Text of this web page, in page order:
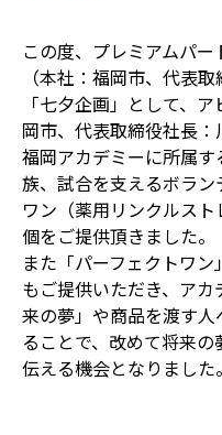
この度、プレミアムパ
（本社：福岡市、代表
「七夕企画」として、
岡市、代表取締役社長
福岡アカデミーに所属
族、試合を支えるボラ
ワン（薬用リンクルス
個をご提供頂きました。
また「パーフェクトワ
もご提供いただき、ア
来の夢」や商品を渡す
ることで、改めて将来
伝える機会となりました。